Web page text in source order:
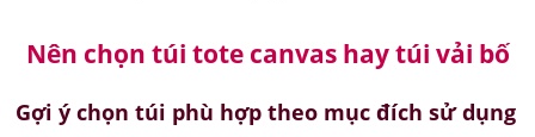
Nên chọn túi tote canvas hay túi vải bố
Gợi ý chọn túi phù hợp theo mục đích sử dụng